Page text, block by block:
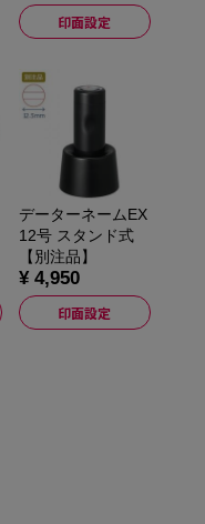
印面設定
データーネームEX
12号 スタンド式
【別注品】
¥ 4,950
印面設定